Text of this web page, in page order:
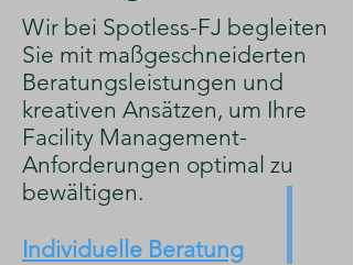
​Wir bei Spotless-FJ begleiten
Sie mit maßgeschneiderten
Beratungsleistungen und
kreativen Ansätzen, um Ihre
Facility Management-
Anforderungen optimal zu
bewältigen.
Individuelle Beratung